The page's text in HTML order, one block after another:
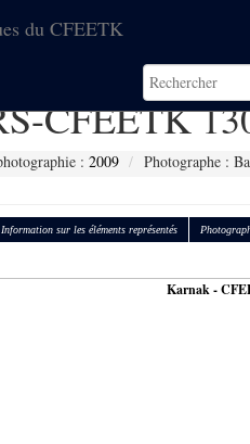
du CFEETK
CFEETK
: 2009 Photographe :
Information sur les éléments représentés